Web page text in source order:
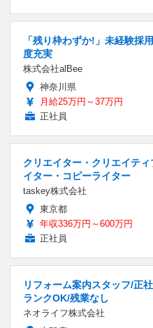
「残り枠わずか!」未経験採
度充実
株式会社alBee
神奈川県
月給25万円～37万円
正社員
クリエイター・クリエイテ
イター・コピーライター
taskey株式会社
東京都
年収336万円～600万円
正社員
リフォーム案内スタッフ/正
ランクOK/残業なし
ネオライフ株式会社